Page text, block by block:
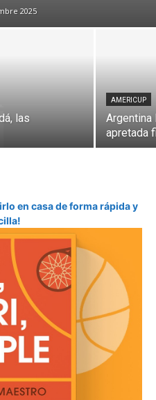
2025
las
AMERICUP
Argentina
apretada
en casa de forma rápida y